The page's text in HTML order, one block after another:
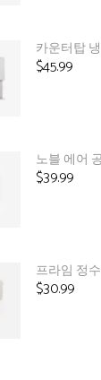
카운터탑
$45.99
노블 에어
$39.99
프라임 정
$30.99